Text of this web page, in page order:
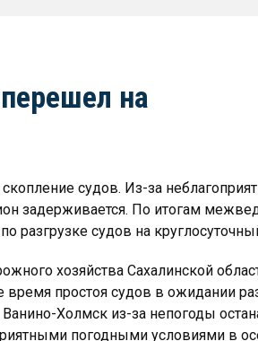
на
судов. Из-за
задерживается. По итогам
разгрузке судов на
хозяйства Сахалинской
простоя судов в ожидании
Холмск из-за непогоды
погодными условиями в